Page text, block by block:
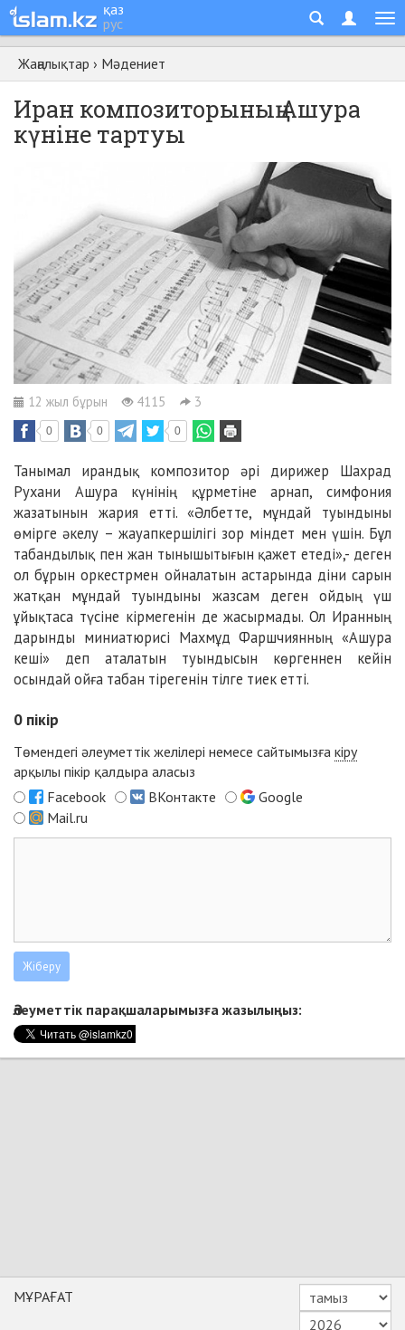
қаз
рус
Жаңалықтар › Мәдениет
Иран композиторының Ашура
күніне тартуы
12 жыл бұрын 4115 3
0 0 0
Танымал ирандық композитор әрі дирижер Шахрад
Рухани Ашура күнінің құрметіне арнап, симфония
жазатынын жария етті. «Әлбетте, мұндай туындыны
өмірге әкелу – жауапкершілігі зор міндет мен үшін. Бұл
табандылық пен жан тынышытығын қажет етеді»,- деген
ол бұрын оркестрмен ойналатын астарында діни сарын
жатқан мұндай туындыны жазсам деген ойдың үш
ұйықтаса түсіне кірмегенін де жасырмады. Ол Иранның
дарынды миниатюрисі Махмұд Фаршчиянның «Ашура
кеші» деп аталатын туындысын көргеннен кейін
осындай ойға табан тірегенін тілге тиек етті.
0 пікір
Төмендегі әлеуметтік желілері немесе сайтымызға кіру
арқылы пікір қалдыра аласыз
Facebook
ВКонтакте
Google
Mail.ru
Әлеуметтік парақшаларымызға жазылыңыз:
МҰРАҒАТ